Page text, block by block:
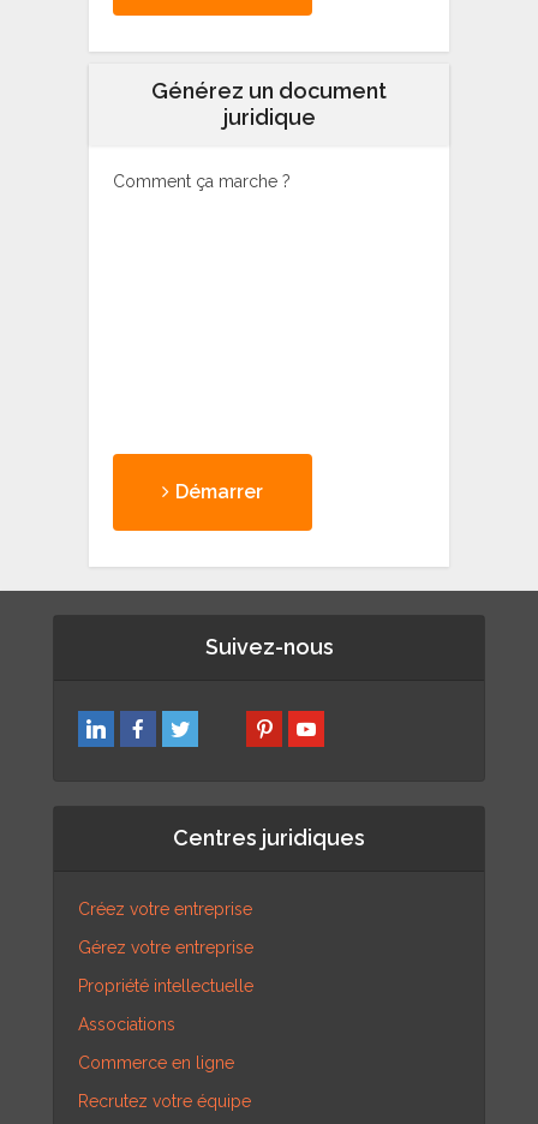
Générez un document
juridique
Comment ça marche ?
Démarrer
Suivez-nous
Centres juridiques
Créez votre entreprise
Gérez votre entreprise
Propriété intellectuelle
Associations
Commerce en ligne
Recrutez votre équipe